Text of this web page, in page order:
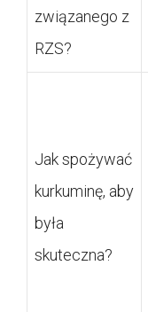
związanego z
RZS?
Jak spożywać
kurkuminę, aby
była
skuteczna?